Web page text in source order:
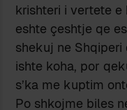
krishteri i vertete
eshte çeshtje qe
shekuj ne
ishte koha, por
s’ka me kuptim
Po shkojme biles